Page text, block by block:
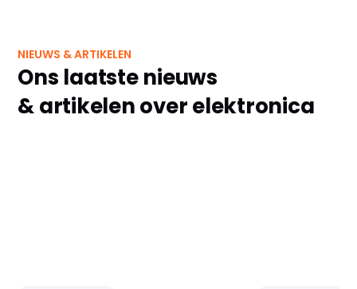
NIEUWS & ARTIKELEN
Ons laatste nieuws
& artikelen over elektronica